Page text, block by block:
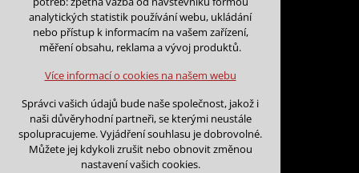
Zpět na kalendář
Na tento den nejsou podány
Na tento den nelze podávat
udržení kontextu stránek (session):
případná přihlášení, volby jazyka, apod.
Volitelná cookies
analytická pro anonymizované vyhodnocení
návštěvnosti
marketingová cookies (Google)
Více informací o cookies na našem webu
analytických statistik používání webu, ukládání
nebo přístup k informacím na vašem zařízení,
měření obsahu, reklama a vývoj produktů.
Více informací o cookies na našem webu
Správci vašich údajů bude naše společnost, jakož i
naši důvěryhodní partneři, se kterými neustále
spolupracujeme. Vyjádření souhlasu je dobrovolné.
Můžete jej kdykoli zrušit nebo obnovit změnou
nastavení vašich cookies.